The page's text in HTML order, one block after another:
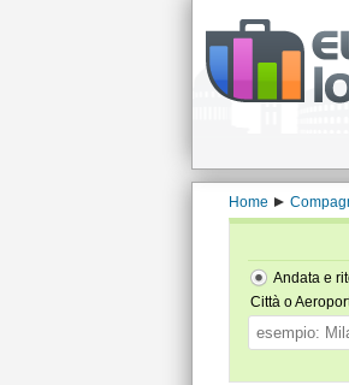
Home
Andata e
Città o